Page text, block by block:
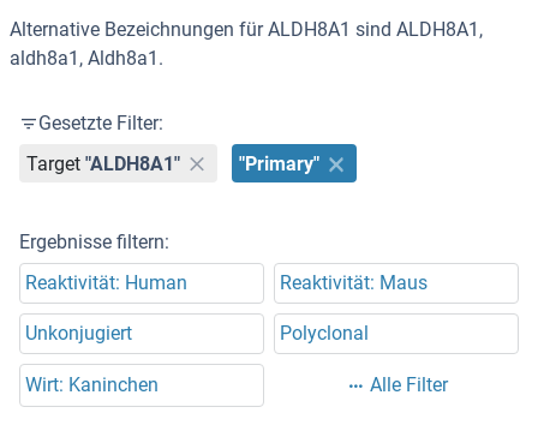
Alternative Bezeichnungen für ALDH8A1 sind ALDH8A1,
aldh8a1, Aldh8a1.
Gesetzte Filter:
Target "ALDH8A1" "Primary"
Ergebnisse filtern:
Reaktivität: Human
Reaktivität: Maus
Unkonjugiert Polyclonal
Wirt: Kaninchen Alle Filter